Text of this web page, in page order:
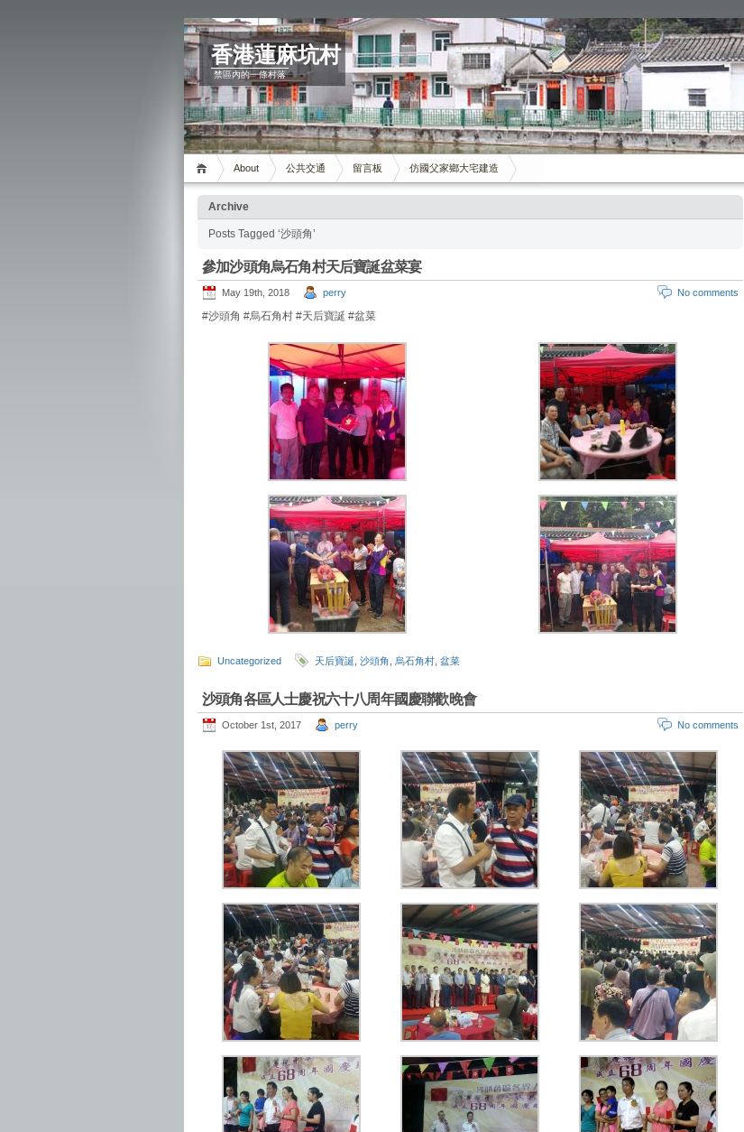
香港蓮麻坑村
禁區內的一條村落
About 公共交通 留言板 仿國父家鄉大宅建造
Archive
Posts Tagged ‘沙頭角’
參加沙頭角烏石角村天后寶誕盆菜宴
May 19th, 2018 perry No comments
#沙頭角 #烏石角村 #天后寶誕 #盆菜
Uncategorized 天后寶誕 沙頭角 烏石角村 盆菜
沙頭角各區人士慶祝六十八周年國慶聯歡晚會
October 1st, 2017 perry No comments